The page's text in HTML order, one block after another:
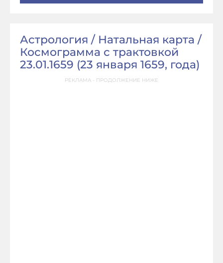
Астрология / Натальная карта /
Космограмма с трактовкой
23.01.1659 (23 января 1659, года)
РЕКЛАМА - ПРОДОЛЖЕНИЕ НИЖЕ